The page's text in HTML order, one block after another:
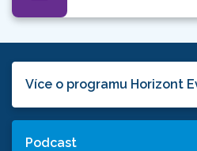
Více o programu Horizont
Podcast